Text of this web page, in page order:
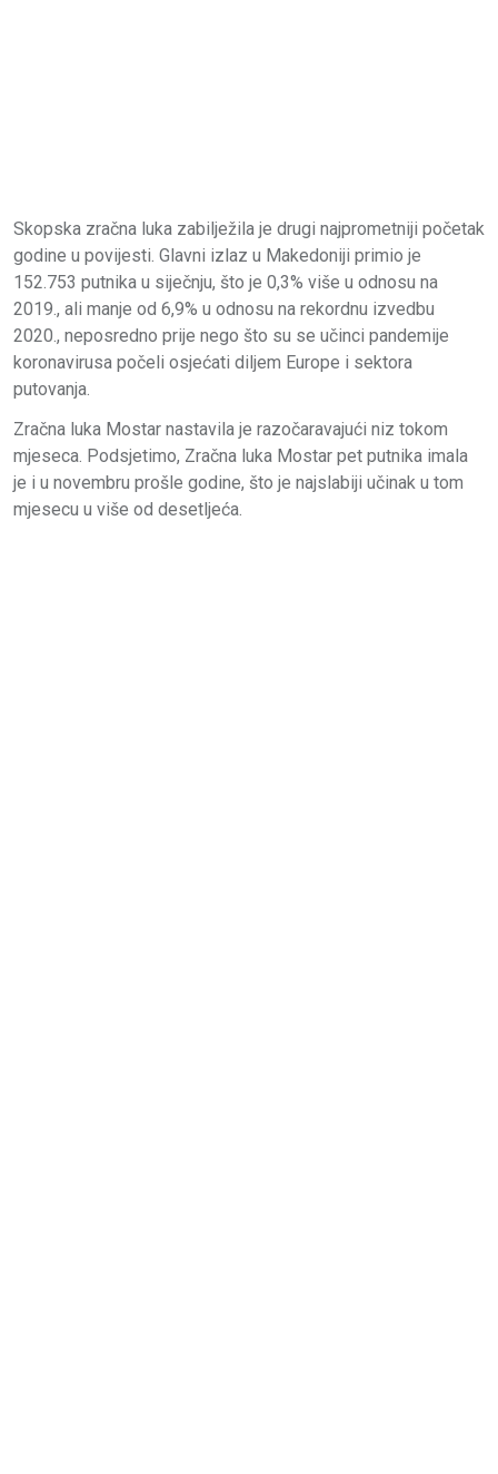
Skopska zračna luka zabilježila je drugi najprometniji početak
godine u povijesti. Glavni izlaz u Makedoniji primio je
152.753 putnika u siječnju, što je 0,3% više u odnosu na
2019., ali manje od 6,9% u odnosu na rekordnu izvedbu
2020., neposredno prije nego što su se učinci pandemije
koronavirusa počeli osjećati diljem Europe i sektora
putovanja.
Zračna luka Mostar nastavila je razočaravajući niz tokom
mjeseca. Podsjetimo, Zračna luka Mostar pet putnika imala
je i u novembru prošle godine, što je najslabiji učinak u tom
mjesecu u više od desetljeća.